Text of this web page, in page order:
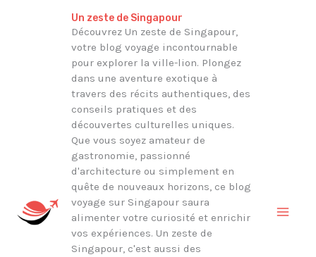
Un zeste de Singapour
Découvrez Un zeste de Singapour,
votre blog voyage incontournable
pour explorer la ville-lion. Plongez
dans une aventure exotique à
travers des récits authentiques, des
conseils pratiques et des
découvertes culturelles uniques.
Que vous soyez amateur de
gastronomie, passionné
d'architecture ou simplement en
quête de nouveaux horizons, ce blog
voyage sur Singapour saura
alimenter votre curiosité et enrichir
vos expériences. Un zeste de
Singapour, c'est aussi des
Rechercher